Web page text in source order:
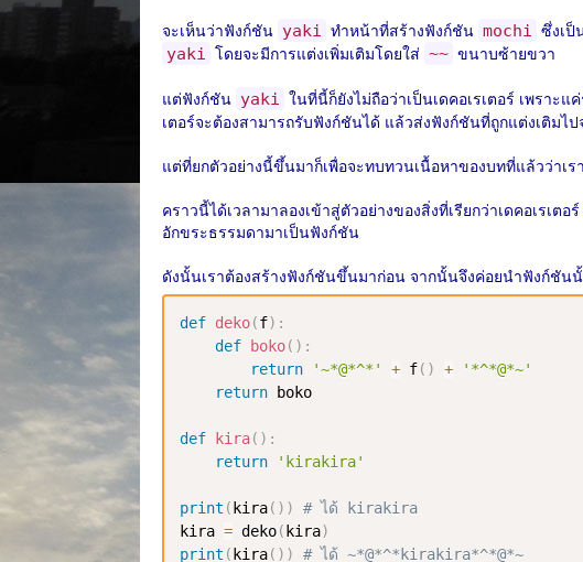
จะเห็นว่าฟังก์ชัน yaki ทำหน้าที่สร้างฟังก์ชัน mochi ซึ่งเป็
yaki โดยจะมีการแต่งเพิ่มเติมโดยใส่ ~~ ขนาบซ้ายขวา
แต่ฟังก์ชัน yaki
ในที่นี้ก็ยังไม่ถือว่าเป็นเดคอเรเตอร์ เพราะ
เตอร์จะต้องสามารถรับฟังก์ชันได้ แล้วส่งฟังก์ชันที่ถูกแต่งเติมไป
แต่ที่ยกตัวอย่างนี้ขึ้นมาก็เพื่อจะทบทวนเนื้อหาของบทที่แล้วว่า
คราวนี้ได้เวลามาลองเข้าสู่ตัวอย่างของสิ่งที่เรียกว่าเดคอเรเต
อักขระธรรมดามาเป็นฟังก์ชัน
ดังนั้นเราต้องสร้างฟังก์ชันขึ้นมาก่อน จากนั้นจึงค่อยนำฟังก์ชัน
def deko(f) :
def
boko( ) :
return
'~*@*^*' + f( ) +
'*^*@*~'
return boko
def kira( ) :
return
'kirakira'
print ( kira( ) )
# ได้ kirakira
kira = deko( kira)
print ( kira( ) ) # ได้ ~*@*^*kirakira*^*@*~